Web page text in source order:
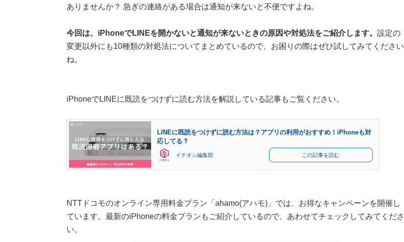
ありませんか？ 急ぎの連絡がある場合は通知が来ないと不便ですよね。
今回は、iPhoneでLINEを開かないと通知が来ないときの原因や対処法をご紹介します。 設定の
変更以外にも10種類の対処法についてまとめているので、お困りの際はぜひ試してみてください
ね。
iPhoneでLINEに既読をつけずに読む方法を解説している記事もご覧ください。
LINEに既読をつけずに読む方法は？アプリの利用がおすすめ！iPhoneも対
応してる？
イチオシ編集部 この記事を読む
NTTドコモのオンライン専用料金プラン「ahamo(アハモ)」では、お得なキャンペーンを開催し
ています。最新のiPhoneの料金プランもご紹介しているので、あわせてチェックしてみてくださ
い。